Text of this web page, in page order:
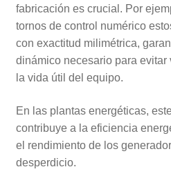
fabricación es crucial. Por
tornos de control numérico
con exactitud milimétrica,
dinámico necesario para evitar
la vida útil del equipo.
En las plantas energéticas,
contribuye a la eficiencia
el rendimiento de los
desperdicio.